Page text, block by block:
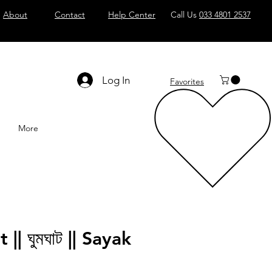
About Contact Help Center Call Us 033 4801 2537
Log In Favorites
More
ঘুমঘাট || Sayak